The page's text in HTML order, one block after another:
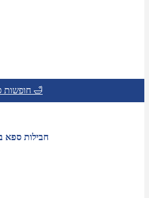
חופשות ספא 🛁
חבילות ספא